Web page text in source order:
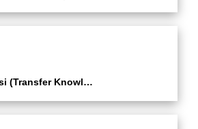
Rapat Sosialisasi (Transfer Knowledge) Pembuatan NIB OSS RBA